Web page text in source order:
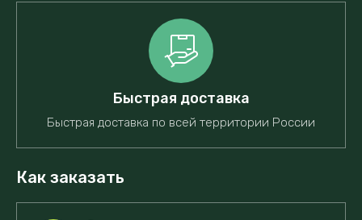
Быстрая доставка
Быстрая доставка по всей территории России
Как заказать